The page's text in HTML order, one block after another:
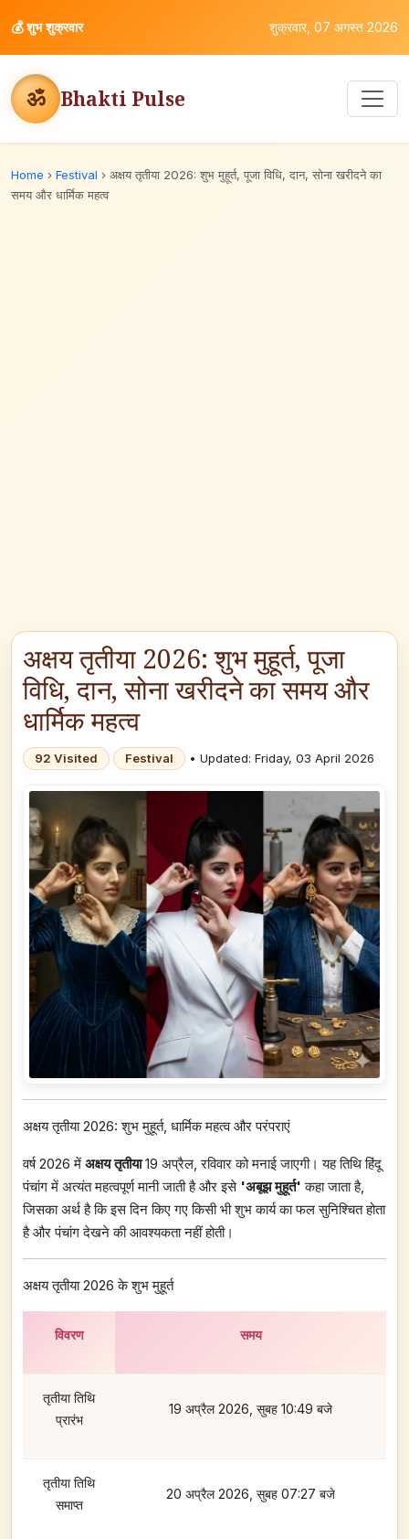
💰शुभ शुक्रवार शुक्रवार, 07 अगस्त 2026
ॐ Bhakti Pulse
Home › Festival › अक्षय तृतीया 2026: शुभ मुहूर्त, पूजा विधि, दान, सोना खरीदने का
समय और धार्मिक महत्व
अक्षय तृतीया 2026: शुभ मुहूर्त, पूजा
विधि, दान, सोना खरीदने का समय और
धार्मिक महत्व
92 Visited Festival • Updated: Friday, 03 April 2026
अक्षय तृतीया 2026: शुभ मुहूर्त, धार्मिक महत्व और परंपराएं
वर्ष 2026 में अक्षय तृतीया19 अप्रैल, रविवार को मनाई जाएगी। यह तिथि हिंदू
पंचांग में अत्यंत महत्वपूर्ण मानी जाती है और इसे 'अबूझ मुहूर्त' कहा जाता है,
जिसका अर्थ है कि इस दिन किए गए किसी भी शुभ कार्य का फल सुनिश्चित होता
है और पंचांग देखने की आवश्यकता नहीं होती।
अक्षय तृतीया 2026 के शुभ मुहूर्त
विवरण समय
तृतीया तिथि
प्रारंभ
19 अप्रैल 2026, सुबह 10:49 बजे
तृतीया तिथि
समाप्त
20 अप्रैल 2026, सुबह 07:27 बजे